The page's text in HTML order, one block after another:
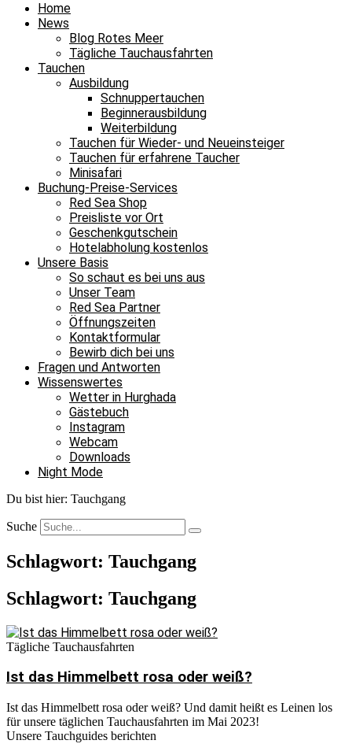
Home
News
Blog Rotes Meer
Tägliche Tauchausfahrten
Tauchen
Ausbildung
Schnuppertauchen
Beginnerausbildung
Weiterbildung
Tauchen für Wieder- und Neueinsteiger
Tauchen für erfahrene Taucher
Minisafari
Buchung-Preise-Services
Red Sea Shop
Preisliste vor Ort
Geschenkgutschein
Hotelabholung kostenlos
Unsere Basis
So schaut es bei uns aus
Unser Team
Red Sea Partner
Öffnungszeiten
Kontaktformular
Bewirb dich bei uns
Fragen und Antworten
Wissenswertes
Wetter in Hurghada
Gästebuch
Instagram
Webcam
Downloads
Night Mode
Du bist hier: Tauchgang
Suche
Schlagwort: Tauchgang
Schlagwort: Tauchgang
Tägliche Tauchausfahrten
Ist das Himmelbett rosa oder weiß?
Ist das Himmelbett rosa oder weiß? Und damit heißt es Leinen los
für unsere täglichen Tauchausfahrten im Mai 2023!
Unsere Tauchguides berichten